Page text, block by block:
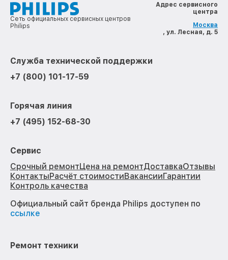
Сеть официальных сервисных центров
Philips
Адрес сервисного
центра
Москва
, ул. Лесная, д. 5
Служба технической поддержки
+7 (800) 101-17-59
Горячая линия
+7 (495) 152-68-30
Сервис
Срочный ремонтЦена на ремонтДоставкаОтзывы
КонтактыРасчёт стоимостиВакансииГарантии
Контроль качества
Официальный сайт бренда Philips доступен по
ссылке
Ремонт техники